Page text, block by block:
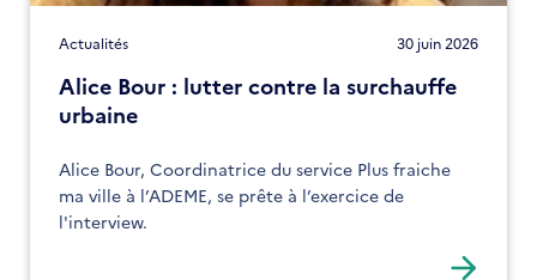
Actualités 30 juin 2026
Alice Bour : lutter contre la surchauffe
urbaine
Alice Bour, Coordinatrice du service Plus fraiche
ma ville à l’ADEME, se prête à l’exercice de
l'interview.